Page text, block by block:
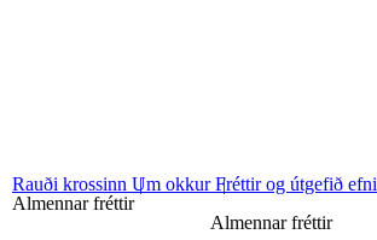
Rauði krossinn Um okkurFréttir og útgefið efni
Almennar fréttir
Almennar fréttir